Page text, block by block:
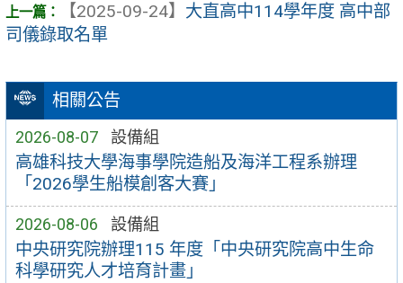
相關公告
2026-08-07 設備組
高雄科技大學海事學院造船及海洋工程系辦理
「2026學生船模創客大賽」
2026-08-06 設備組
中央研究院辦理115 年度「中央研究院高中生命
科學研究人才培育計畫」
【2025-09-24】 大直高中114學年度 高中部
司儀錄取名單